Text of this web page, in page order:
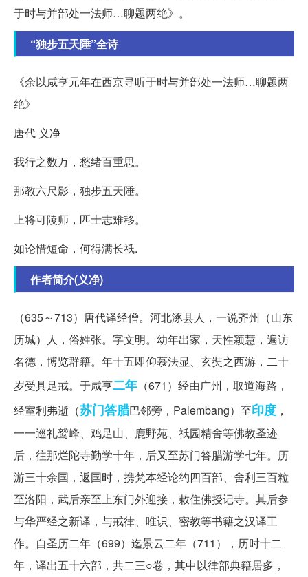
于时与并部处一法师…聊题两绝》。
“独步五天陲”全诗
《余以咸亨元年在西京寻听于时与并部处一法师…聊题两
绝》
唐代 义净
我行之数万，愁绪百重思。
那教六尺影，独步五天陲。
上将可陵师，匹士志难移。
如论惜短命，何得满长祇.
作者简介(义净)
（635～713）唐代译经僧。河北涿县人，一说齐州（山东
历城）人，俗姓张。字文明。幼年出家，天性颖慧，遍访
名德，博览群籍。年十五即仰慕法显、玄奘之西游，二十
岁受具足戒。于咸亨二年 （671）经由广州，取道海路，
经室利弗逝（苏门答腊巴邻旁，Palembang）至印度 ，
一一巡礼鹫峰、鸡足山、鹿野苑、祇园精舍等佛教圣迹
后，往那烂陀寺勤学十年，后又至苏门答腊游学七年。历
游三十余国，返国时，携梵本经论约四百部、舍利三百粒
至洛阳，武后亲至上东门外迎接，敕住佛授记寺。其后参
与华严经之新译，与戒律、唯识、密教等书籍之汉译工
作。自圣历二年（699）迄景云二年（711），历时十二
年，译出五十六部，共二三○卷，其中以律部典籍居多，